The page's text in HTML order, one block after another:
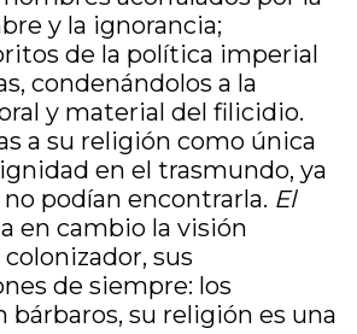
y la ignorancia;
de la política imperial
condenándolos a la
y material del filicidio.
a su religión como única
en el trasmundo, ya
podían encontrarla. El
en cambio la visión
sus
de siempre: los
bárbaros, su religión es una